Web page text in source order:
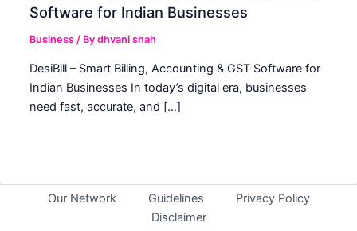
Software for Indian Businesses
Business / Bydhvani shah
DesiBill – Smart Billing, Accounting & GST Software for
Indian Businesses In today’s digital era, businesses
need fast, accurate, and […]
Our Network Guidelines
Privacy Policy
Disclaimer